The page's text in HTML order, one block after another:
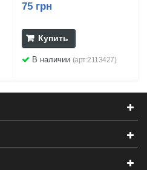
75 грн
Купить
В наличии (арт:2113427)